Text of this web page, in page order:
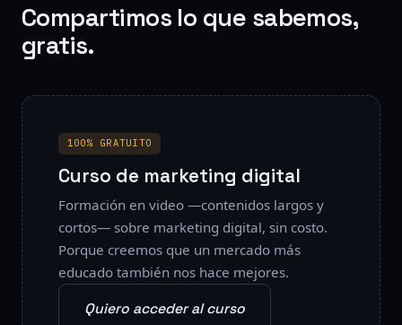
Compartimos lo que sabemos,
gratis.
100% GRATUITO
Curso de marketing digital
Formación en video —contenidos largos y
cortos— sobre marketing digital, sin costo.
Porque creemos que un mercado más
educado también nos hace mejores.
Quiero acceder al curso